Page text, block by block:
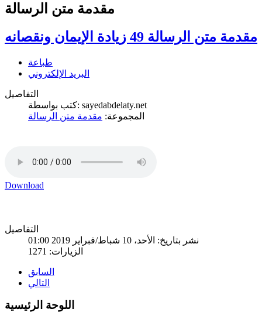
مقدمة متن الرسالة
مقدمة متن الرسالة 49 زيادة الإيمان ونقصانه
طباعة
البريد الإلكتروني
التفاصيل
كتب بواسطة: sayedabdelaty.net
المجموعة: مقدمة متن الرسالة
Download
التفاصيل
نشر بتاريخ: الأحد، 10 شباط/فبراير 2019 01:00
الزيارات: 1271
السابق
التالي
اللوحة الرئيسية